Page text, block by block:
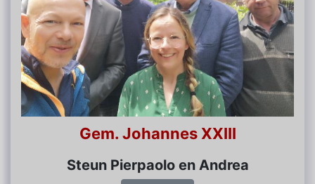
Gem. Johannes XXIII
Steun Pierpaolo en Andrea